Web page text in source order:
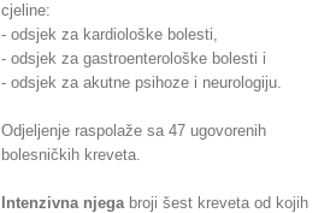
cjeline:
- odsjek za kardiološke bolesti,
- odsjek za gastroenterološke bolesti i
- odsjek za akutne psihoze i neurologiju.
Odjeljenje raspolaže sa 47 ugovorenih
bolesničkih kreveta.
Intenzivna njegabroji šest kreveta od kojih